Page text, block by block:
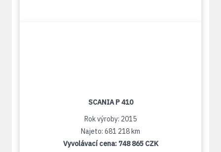
SCANIA P 410
Rok výroby: 2015
Najeto: 681 218 km
Vyvolávací cena: 748 865 CZK